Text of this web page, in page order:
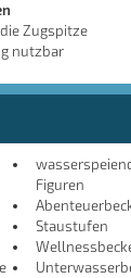
Zugspitze
nutzbar
Figuren
Staustufen